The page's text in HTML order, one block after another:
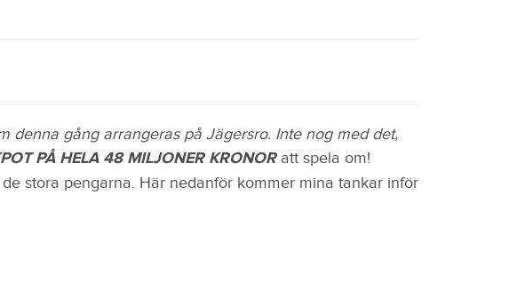
denna gång arrangeras på Jägersro. Inte nog med det,
PÅ HELA 48 MILJONER KRONORatt spela om!
stora pengarna. Här nedanför kommer mina tankar inför